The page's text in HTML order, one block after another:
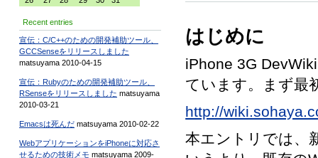
Recent entries
宣伝：C/C++のための開発補助ツール、
GCCSenseをリリースしました
matsuyama 2010-04-15
宣伝：Rubyのための開発補助ツール、
RSenseをリリースしました matsuyama
2010-03-21
Emacsは死んだ matsuyama 2010-02-22
WebアプリケーションをiPhoneに対応さ
せるための技術メモ matsuyama 2009-
はじめに
iPhone 3G
ています。まず最
http://
本エントリでは、